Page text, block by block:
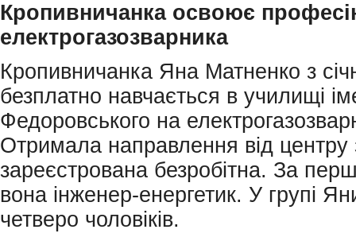
Кропивничанка освоює
електрогазозварника
Кропивничанка Яна Матненко з
безплатно навчається в училищі
Федоровського на
Отримала направлення від центру
зареєстрована безробітна. За
вона інженер-енергетик. У групі
четверо чоловіків.